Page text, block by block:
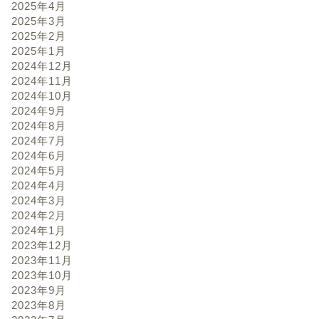
2025年4月
2025年3月
2025年2月
2025年1月
2024年12月
2024年11月
2024年10月
2024年9月
2024年8月
2024年7月
2024年6月
2024年5月
2024年4月
2024年3月
2024年2月
2024年1月
2023年12月
2023年11月
2023年10月
2023年9月
2023年8月